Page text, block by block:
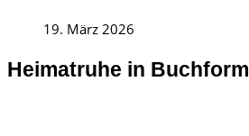
19. März 2026
Heimatruhe in Buchform